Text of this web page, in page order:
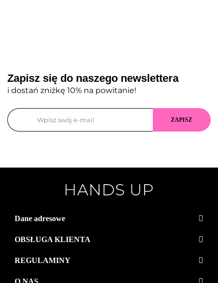
Zapisz się do naszego newslettera
i dostań zniżkę 10% na powitanie!
Dane adresowe
OBSŁUGA KLIENTA
REGULAMINY